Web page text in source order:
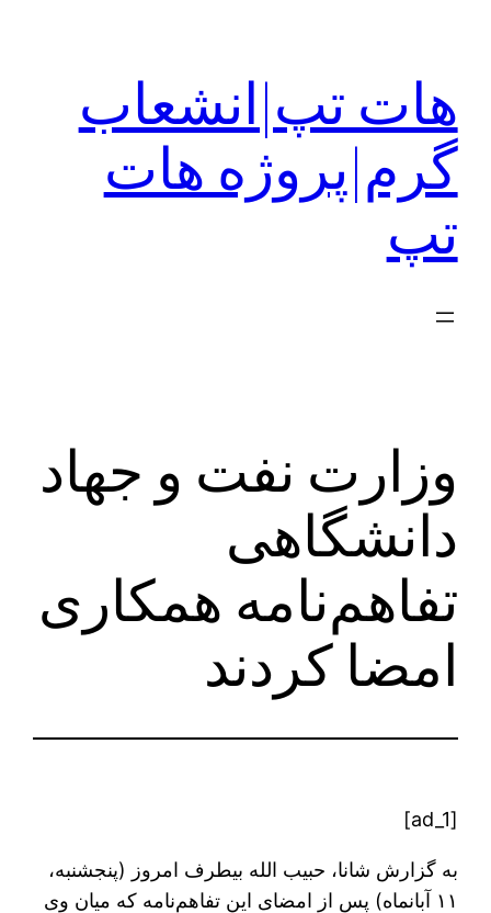
هات تپ|انشعاب
گرم|پروژه هات
تپ
وزارت نفت و جهاد
دانشگاهی
تفاهم‌نامه همکاری
امضا کردند
[ad_1]
به گزارش شانا، حبیب الله بیطرف امروز (پنجشنبه،
۱۱ آبانماه) پس از امضای این تفاهم‌نامه که میان وی